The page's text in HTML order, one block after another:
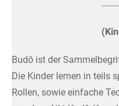
Budô ist der
Die Kinder lernen in teils
Rollen, sowie einfache